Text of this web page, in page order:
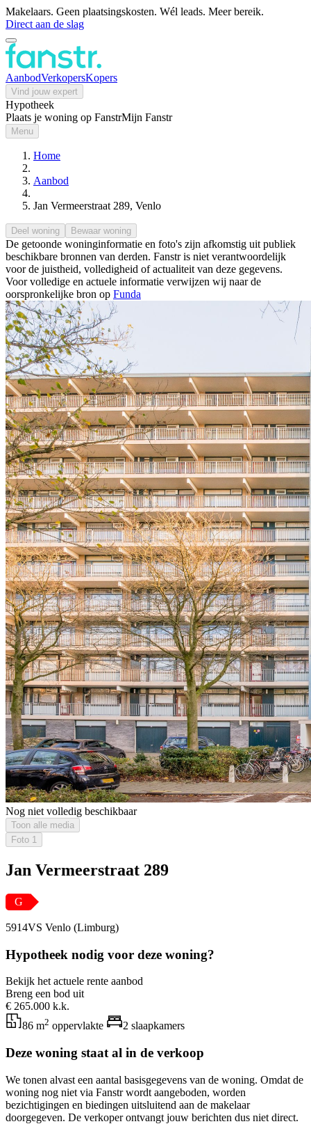
Makelaars. Geen plaatsingskosten. Wél leads. Meer bereik.
Direct aan de slag
AanbodVerkopersKopers
Vind jouw expert
Hypotheek
Plaats je woning op FanstrMijn Fanstr
Menu
Home
Aanbod
Jan Vermeerstraat 289, Venlo
Deel woning Bewaar woning
De getoonde woninginformatie en foto's zijn afkomstig uit publiek
beschikbare bronnen van derden. Fanstr is niet verantwoordelijk
voor de juistheid, volledigheid of actualiteit van deze gegevens.
Voor volledige en actuele informatie verwijzen wij naar de
oorspronkelijke bron op Funda
Nog niet volledig beschikbaar
Toon alle media
Foto 1
Jan Vermeerstraat 289
G
5914VS Venlo (Limburg)
Hypotheek nodig voor deze woning?
Bekijk het actuele rente aanbod
Breng een bod uit
€ 265.000 k.k.
86 m2 oppervlakte 2 slaapkamers
Deze woning staat al in de verkoop
We tonen alvast een aantal basisgegevens van de woning. Omdat de
woning nog niet via Fanstr wordt aangeboden, worden
bezichtigingen en biedingen uitsluitend aan de makelaar
doorgegeven. De verkoper ontvangt jouw berichten dus niet direct.